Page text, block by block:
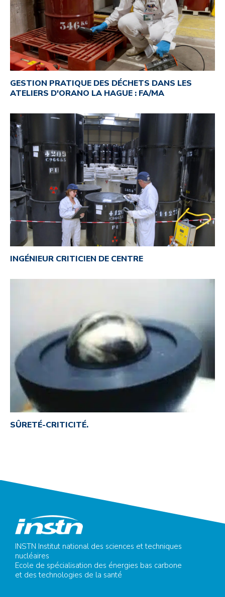
GESTION PRATIQUE DES DÉCHETS DANS LES
ATELIERS D'ORANO LA HAGUE : FA/MA
INGÉNIEUR CRITICIEN DE CENTRE
SÛRETÉ-CRITICITÉ.
INSTN Institut national des sciences et techniques
nucléaires
Ecole de spécialisation des énergies bas carbone
et des technologies de la santé